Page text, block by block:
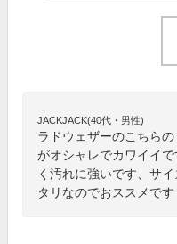
JACKJACK(40代・男性)
ラドウェザーのこちら
がオシャレでカワイイ
く汚れに強いです、サ
タリなのでおススメです